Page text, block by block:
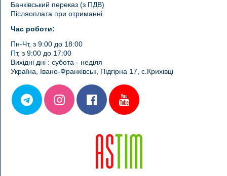
Банківський переказ (з ПДВ)
Післяоплата при отриманні
Час роботи:
Пн-Чт, з 9:00 до 18:00
Пт, з 9:00 до 17:00
Вихідні дні : субота - неділя
Україна, Івано-Франківськ, Підгірна 17, с.Крихівці